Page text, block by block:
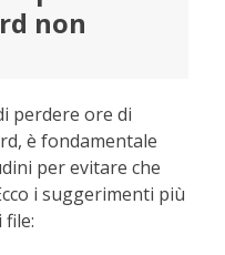
non
perdere ore di
è fondamentale
per evitare che
i suggerimenti più